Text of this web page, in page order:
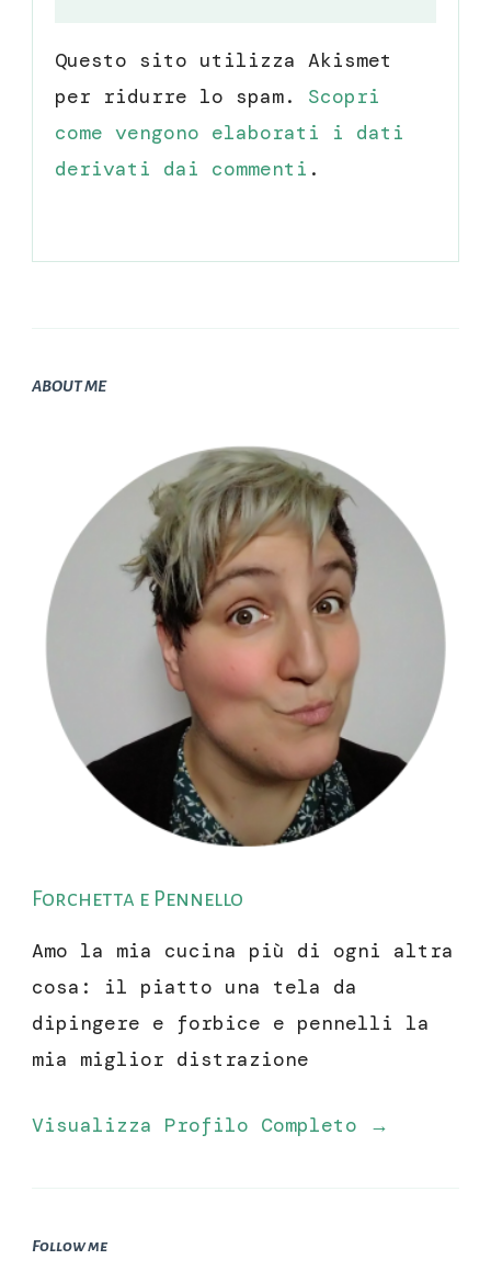
Questo sito utilizza Akismet
per ridurre lo spam. Scopri
come vengono elaborati i dati
derivati dai commenti .
ABOUT ME
Forchetta e Pennello
Amo la mia cucina più di ogni altra
cosa: il piatto una tela da
dipingere e forbice e pennelli la
mia miglior distrazione
Visualizza Profilo Completo →
Follow me